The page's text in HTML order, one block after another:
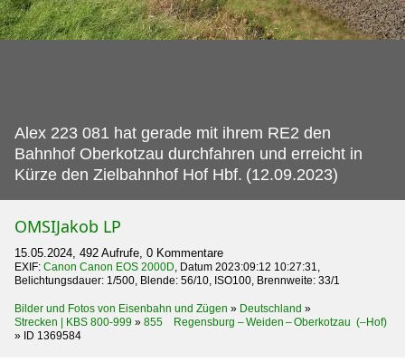
Alex 223 081 hat gerade mit ihrem RE2 den
Bahnhof Oberkotzau durchfahren und erreicht in
Kürze den Zielbahnhof Hof Hbf. (12.09.2023)
OMSIJakob LP
15.05.2024, 492 Aufrufe, 0 Kommentare
EXIF: Canon Canon EOS 2000D, Datum 2023:09:12 10:27:31,
Belichtungsdauer: 1/500, Blende: 56/10, ISO100, Brennweite: 33/1
Bilder und Fotos von Eisenbahn und Zügen » Deutschland »
Strecken | KBS 800-999 » 855 Regensburg – Weiden – Oberkotzau (–Hof)
» ID 1369584